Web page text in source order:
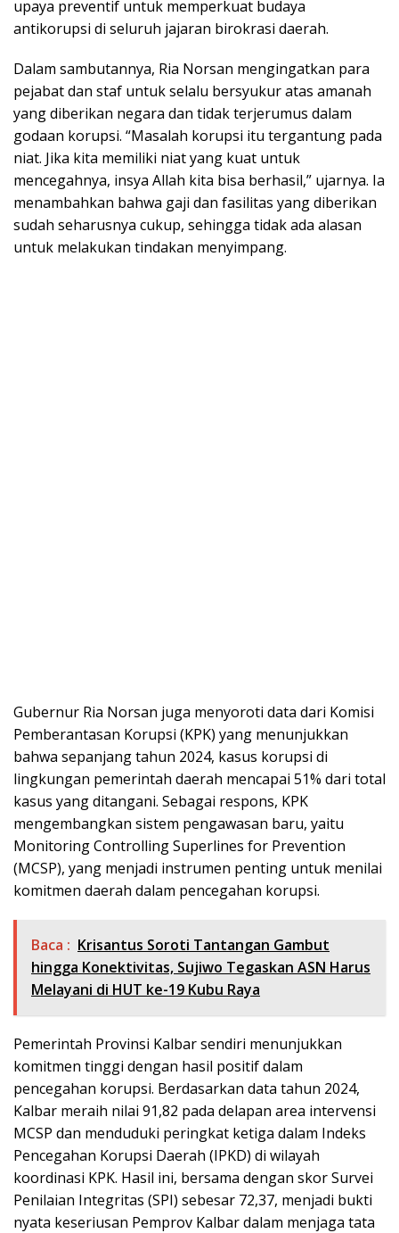
upaya preventif untuk memperkuat budaya
antikorupsi di seluruh jajaran birokrasi daerah.
Dalam sambutannya, Ria Norsan mengingatkan para
pejabat dan staf untuk selalu bersyukur atas amanah
yang diberikan negara dan tidak terjerumus dalam
godaan korupsi. “Masalah korupsi itu tergantung pada
niat. Jika kita memiliki niat yang kuat untuk
mencegahnya, insya Allah kita bisa berhasil,” ujarnya. Ia
menambahkan bahwa gaji dan fasilitas yang diberikan
sudah seharusnya cukup, sehingga tidak ada alasan
untuk melakukan tindakan menyimpang.
Gubernur Ria Norsan juga menyoroti data dari Komisi
Pemberantasan Korupsi (KPK) yang menunjukkan
bahwa sepanjang tahun 2024, kasus korupsi di
lingkungan pemerintah daerah mencapai 51% dari total
kasus yang ditangani. Sebagai respons, KPK
mengembangkan sistem pengawasan baru, yaitu
Monitoring Controlling Superlines for Prevention
(MCSP), yang menjadi instrumen penting untuk menilai
komitmen daerah dalam pencegahan korupsi.
Baca : Krisantus Soroti Tantangan Gambut
hingga Konektivitas, Sujiwo Tegaskan ASN Harus
Melayani di HUT ke-19 Kubu Raya
Pemerintah Provinsi Kalbar sendiri menunjukkan
komitmen tinggi dengan hasil positif dalam
pencegahan korupsi. Berdasarkan data tahun 2024,
Kalbar meraih nilai 91,82 pada delapan area intervensi
MCSP dan menduduki peringkat ketiga dalam Indeks
Pencegahan Korupsi Daerah (IPKD) di wilayah
koordinasi KPK. Hasil ini, bersama dengan skor Survei
Penilaian Integritas (SPI) sebesar 72,37, menjadi bukti
nyata keseriusan Pemprov Kalbar dalam menjaga tata